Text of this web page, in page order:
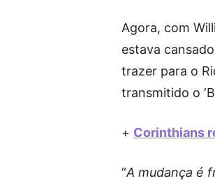
Agora, com
estava
trazer para o
transmitido o
+ Corinthians
“A mudança é